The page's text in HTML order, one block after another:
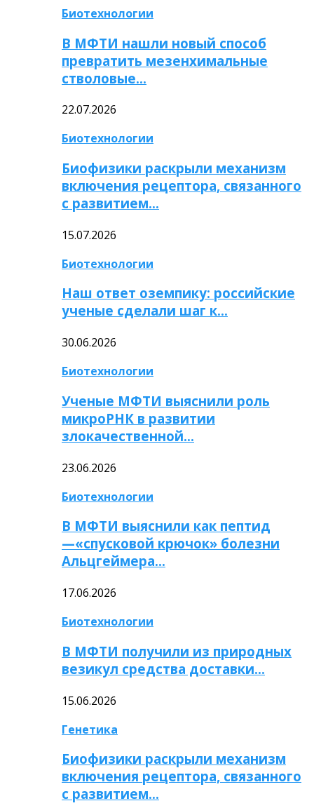
Биотехнологии
В МФТИ нашли новый способ
превратить мезенхимальные
стволовые…
22.07.2026
Биотехнологии
Биофизики раскрыли механизм
включения рецептора, связанного
с развитием…
15.07.2026
Биотехнологии
Наш ответ оземпику: российские
ученые сделали шаг к…
30.06.2026
Биотехнологии
Ученые МФТИ выяснили роль
микроРНК в развитии
злокачественной…
23.06.2026
Биотехнологии
В МФТИ выяснили как пептид
—«спусковой крючок» болезни
Альцгеймера…
17.06.2026
Биотехнологии
В МФТИ получили из природных
везикул средства доставки…
15.06.2026
Генетика
Биофизики раскрыли механизм
включения рецептора, связанного
с развитием…